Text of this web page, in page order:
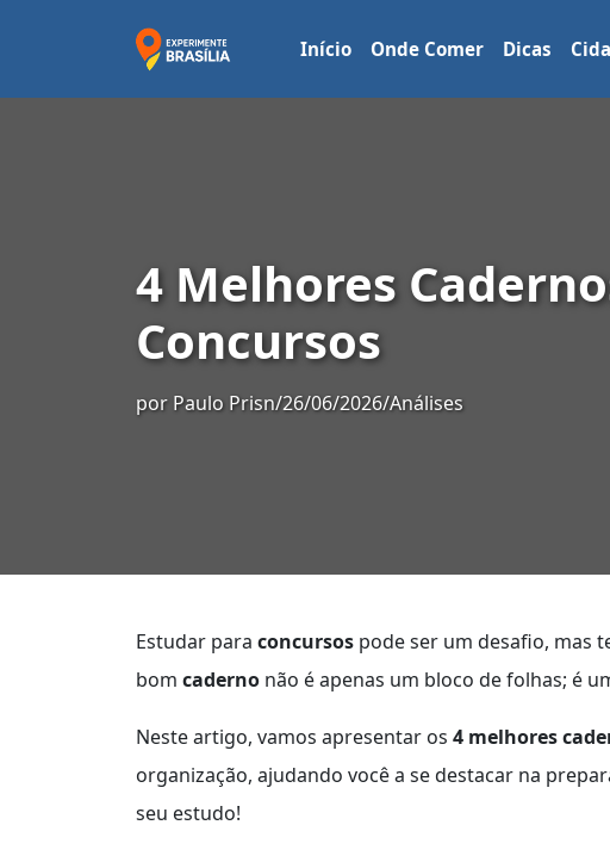
Início Onde Comer Dicas
4 Melhores
Concursos
por Paulo Prisn/26/06/2026/Análises
Estudar para concursos pode ser um desafio, mas
bom caderno não é apenas um bloco de folhas; é
Neste artigo, vamos apresentar os 4 melhores
organização, ajudando você a se destacar na
seu estudo!